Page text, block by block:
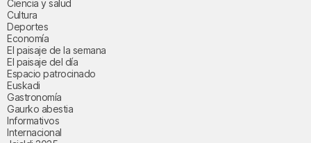
Ciencia y salud
Cultura
Deportes
Economía
El paisaje de la semana
El paisaje del día
Espacio patrocinado
Euskadi
Gastronomía
Gaurko abestia
Informativos
Internacional